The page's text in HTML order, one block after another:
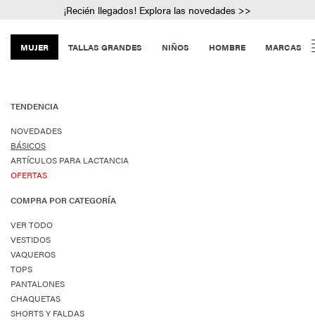
¡Recién llegados! Explora las novedades >>
MUJER TALLAS GRANDES NIÑOS HOMBRE MARCAS
TENDENCIA
NOVEDADES
BÁSICOS
ARTÍCULOS PARA LACTANCIA
OFERTAS
COMPRA POR CATEGORÍA
VER TODO
VESTIDOS
VAQUEROS
TOPS
PANTALONES
CHAQUETAS
SHORTS Y FALDAS